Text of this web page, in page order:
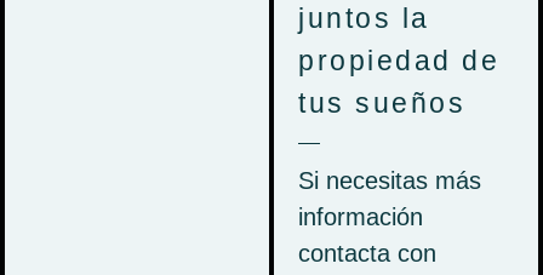
juntos la
propiedad de
tus sueños
Si necesitas más
información
contacta con